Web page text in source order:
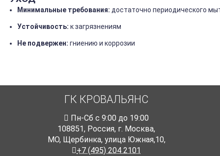
Минимальные требования: достаточно периодического
Устойчивость: кзагрязнениям
Не подвержен: гниению и коррозии
ГК КРОВАЛЬЯНС
Пн-Cб с 9:00 до 19:00
108851, Россия, г. Москва,
МО, Щербинка, улица Южная,10,
+7 (495) 204 2101